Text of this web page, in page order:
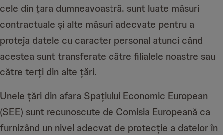
cele din țara dumneavoastră. sunt luate măsuri
contractuale și alte măsuri adecvate pentru a
proteja datele cu caracter personal atunci când
acestea sunt transferate către filialele noastre sau
către terți din alte țări.
Unele țări din afara Spațiului Economic European
(SEE) sunt recunoscute de Comisia Europeană ca
furnizând un nivel adecvat de protecție a datelor în